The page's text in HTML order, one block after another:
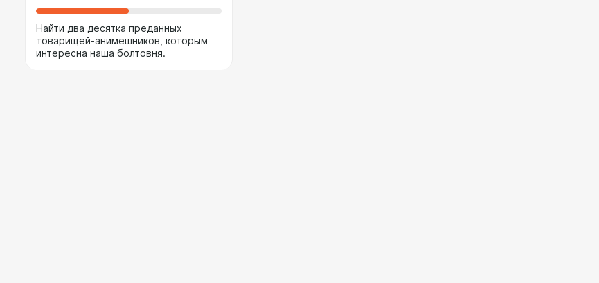
Найти два десятка преданных
товарищей-анимешников, которым
интересна наша болтовня.